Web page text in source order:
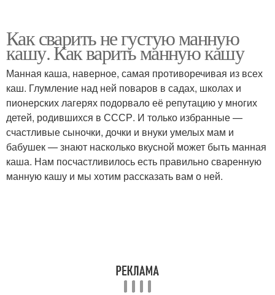
Как сварить не густую манную
кашу. Как варить манную кашу
Манная каша, наверное, самая противоречивая из всех
каш. Глумление над ней поваров в садах, школах и
пионерских лагерях подорвало её репутацию у многих
детей, родившихся в СССР. И только избранные —
счастливые сыночки, дочки и внуки умелых мам и
бабушек — знают насколько вкусной может быть манная
каша. Нам посчастливилось есть правильно сваренную
манную кашу и мы хотим рассказать вам о ней.